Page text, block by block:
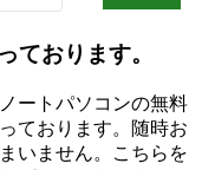
ております。
ートパソコンの無料
ております。随時お
いません。こちらを